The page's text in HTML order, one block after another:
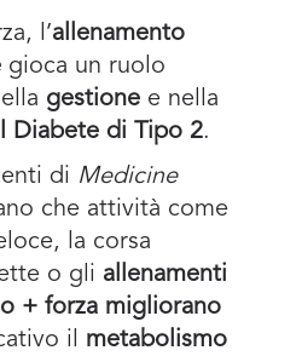
l’allenamento
gioca un ruolo
gestione e nella
Diabete di Tipo 2.
di Medicine
che attività come
la corsa
o gli allenamenti
+ forza migliorano
il metabolismo